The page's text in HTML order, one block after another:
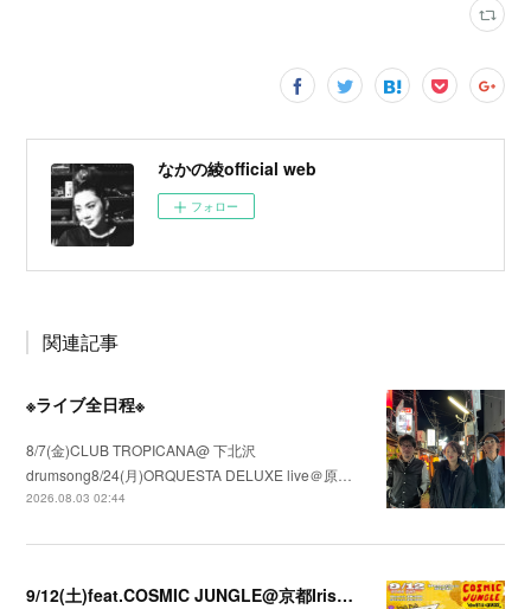
なかの綾official web
フォロー
関連記事
※ライブ全日程※
8/7(金)CLUB TROPICANA@ 下北沢
drumsong8/24(月)ORQUESTA DELUXE live＠原…
2026.08.03 02:44
9/12(土)feat.COSMIC JUNGLE@京都Irish Pub Gnome（ノーム）